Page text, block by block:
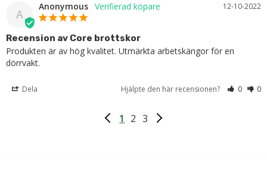
A
12-10-2022
Anonymous
Recension av Core brottskor
Produkten är av hög kvalitet. Utmärkta arbetskängor för en
dörrvakt.
Dela Hjälpte den här recensionen? 0 0
1 2 3